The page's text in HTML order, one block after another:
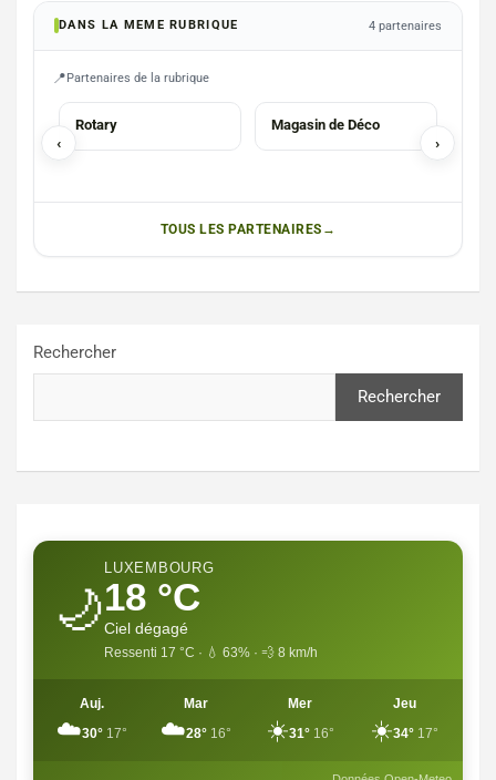
DANS LA MEME RUBRIQUE 4 partenaires
Partenaires de la rubrique
‹ ›
ASBL
Rotary Magasin de Déco
TOUS LES PARTENAIRES
Rechercher
Rechercher
🌙
LUXEMBOURG
18 °C
Ciel dégagé
Ressenti 17 °C · 💧 63% · 💨 8 km/h
Auj.
☁️30° 17°
Mar
☁️28° 16°
Mer
☀️31° 16°
Jeu
☀️34° 17°